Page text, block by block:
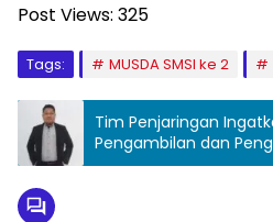
Post Views: 325
Tags: MUSDA SMSI ke 2
Tim Penjaringan
Pengambilan dan
Calon Ketua SMSI